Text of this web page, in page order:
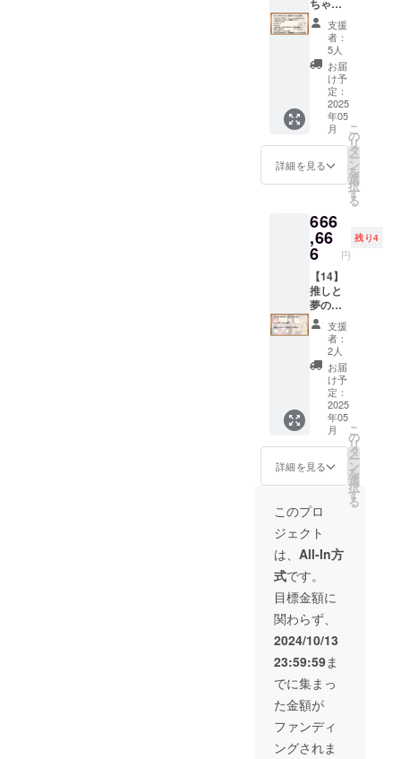
分39
秒） ※
データ
形式の
リター
ンは、
メール
にてダ
ウン
ロード
先をお
伝えい
たしま
（イラ
スト担
当：二
股試験
管様）
■「アル
マちゃ
ん」ア
クリル
キーホ
「アル
マちゃ
ストが
描かれ
たアク
リル
キーホ
ルダー
です。
（イラ
スト担
当：二
股試験
管様）
当：ぱ
るとね
る様）
■「リリ
ンちゃ
ん」ア
クリル
キーホ
ルダー
「リリ
ンちゃ
ん」の
SDイラ
たアク
リル
キーホ
です。
（イラ
スト担
当：二
股試験
管様）
■「クロ
ワちゃ
ん」ア
クリル
キーホ
ルダー
「クロ
ワちゃ
ストが
たアク
リル
ルダー
です。
（イラ
スト担
当：二
管様）
様）
ザイン
のプレ
イマッ
トで
す。
（イラ
スト担
当：
ヤッペ
ン様）
クロス
「リリ
ンちゃ
ん」の
イラス
トが描
かれた
マイク
ロファ
イバー
クロス
です。
（イラ
当：みU
様） ■
ポスト
カードA
「アン
ジーさ
ん」と
「アル
マちゃ
ん」の
イラス
トが描
かれた
ポスト
カード
です。
（イラ
スト担
当：菓
色様）
■ポスト
カードB
「アン
ジーさ
ん」の
イラス
トが描
かれた
ポスト
カード
です。
（イラ
スト担
当：
microa
様） ■
クリア
ファイ
ル
ド」
に、1か
月無料
で加入
できる
コード
です。
（既存
キャラ
のアカ
ウント
３つ全
ての無
利用可
能） ■
マイク
ロファ
イバー
クロス
「リリ
ンちゃ
ん」の
イラス
トが描
かれた
マイク
ロファ
イバー
クロス
です。
（イラ
スト担
当：みU
様） ■
ポスト
カードA
「アン
ジーさ
ん」と
「アル
マちゃ
ん」の
イラス
トが描
かれた
ポスト
カード
です。
（イラ
スト担
当：菓
シッ
プ・
ゴール
ド」1か
月間無
料体験
コード
セット
クリエ
イター
支援サ
イト
「Ci-
ラン
「メン
バーズ
シッ
プ・
ゴール
ド」
に、1か
月無料
で加入
できる
コード
です。
（既存
キャラ
のアカ
ウント
３つ全
ての無
ドがご
利用可
能） ■
マイク
ロファ
イバー
クロス
「リリ
ンちゃ
ん」の
イラス
トが描
かれた
マイク
ロファ
イバー
クロス
です。
容の
データ
特典で
す。 ※
データ
形式の
リター
ンは、
メール
にてダ
ウン
ロード
先をお
す。
■Ci-en
有料プ
ラン
「メン
バーズ
シッ
プ・
ゴール
ド」1か
月間無
料体験
コード
セット
クリエ
イター
支援サ
イト
「Ci-
有料プ
ラン
「メン
バーズ
シッ
プ・
ゴール
ド」
に、1か
月無料
で加入
できる
コード
です。
（既存
キャラ
のアカ
ウント
ちゃん
とこと
ん応援
プラン
(100,00
0円）
■【デー
タセッ
ト・ス
タン
ダー
ド】
「【02
トプラ
ン・ス
タン
ダー
ド」と
同一内
容の
データ
特典で
す。 ※
データ
形式の
リター
ンは、
メール
にてダ
ウン
ロード
先をお
たしま
す。
■Ci-en
有料プ
ラン
「メン
バーズ
シッ
プ・
ゴール
ド」1か
月間無
料体験
コード
セット
クリエ
イター
支援サ
支援
者：
5人
お届
け予
定：
2025
年05
月
詳細を見る
こ
の
リ
タ
ー
ン
を
選
択
す
る
666
,66
6 円
残り4
【14】
推しと
夢の生
活！プ
ラン
（666,6
66円）
■以下の
コース
の特典
全て ・
【01】
「デー
タセッ
トプラ
イト」
・
【02】
「デー
タセッ
トプラ
ン・ス
タン
ダー
ド」 ・
【03】
「悪魔
の肖像
プラ
ン」 ・
【04】
「アン
ジーさ
支援
者：
2人
お届
け予
定：
2025
年05
月
詳細を見る
こ
の
リ
タ
ー
ン
を
選
択
す
る
このプロ
ジェクト
は、 All-In方
式です。
目標金額に
関わらず、
2024/10/13
23:59:59ま
でに集まっ
た金額が
ファンディ
ングされま